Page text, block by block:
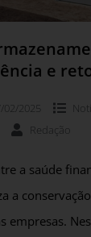
e
02/2025
Redação
a saúde
a
empresas.